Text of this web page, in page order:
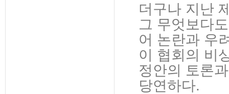
더구나 지난
그 무엇보다
어 논란과 우
이 협회의 비
정안의 토론
당연하다.